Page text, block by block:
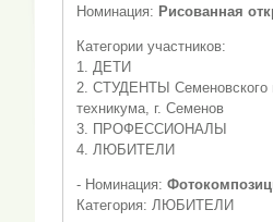
Номинация: Рисованная
Категории участников:
1. ДЕТИ
2. СТУДЕНТЫ Семеновского
техникума, г. Семенов
3. ПРОФЕССИОНАЛЫ
4. ЛЮБИТЕЛИ
- Номинация:
Категория: ЛЮБИТЕЛИ